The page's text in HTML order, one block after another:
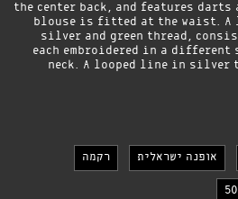
the center back, and features
blouse is fitted at the waist. A
silver and green thread,
each embroidered in a
neck. A looped line in silver
אופנה ישראלית רקמה